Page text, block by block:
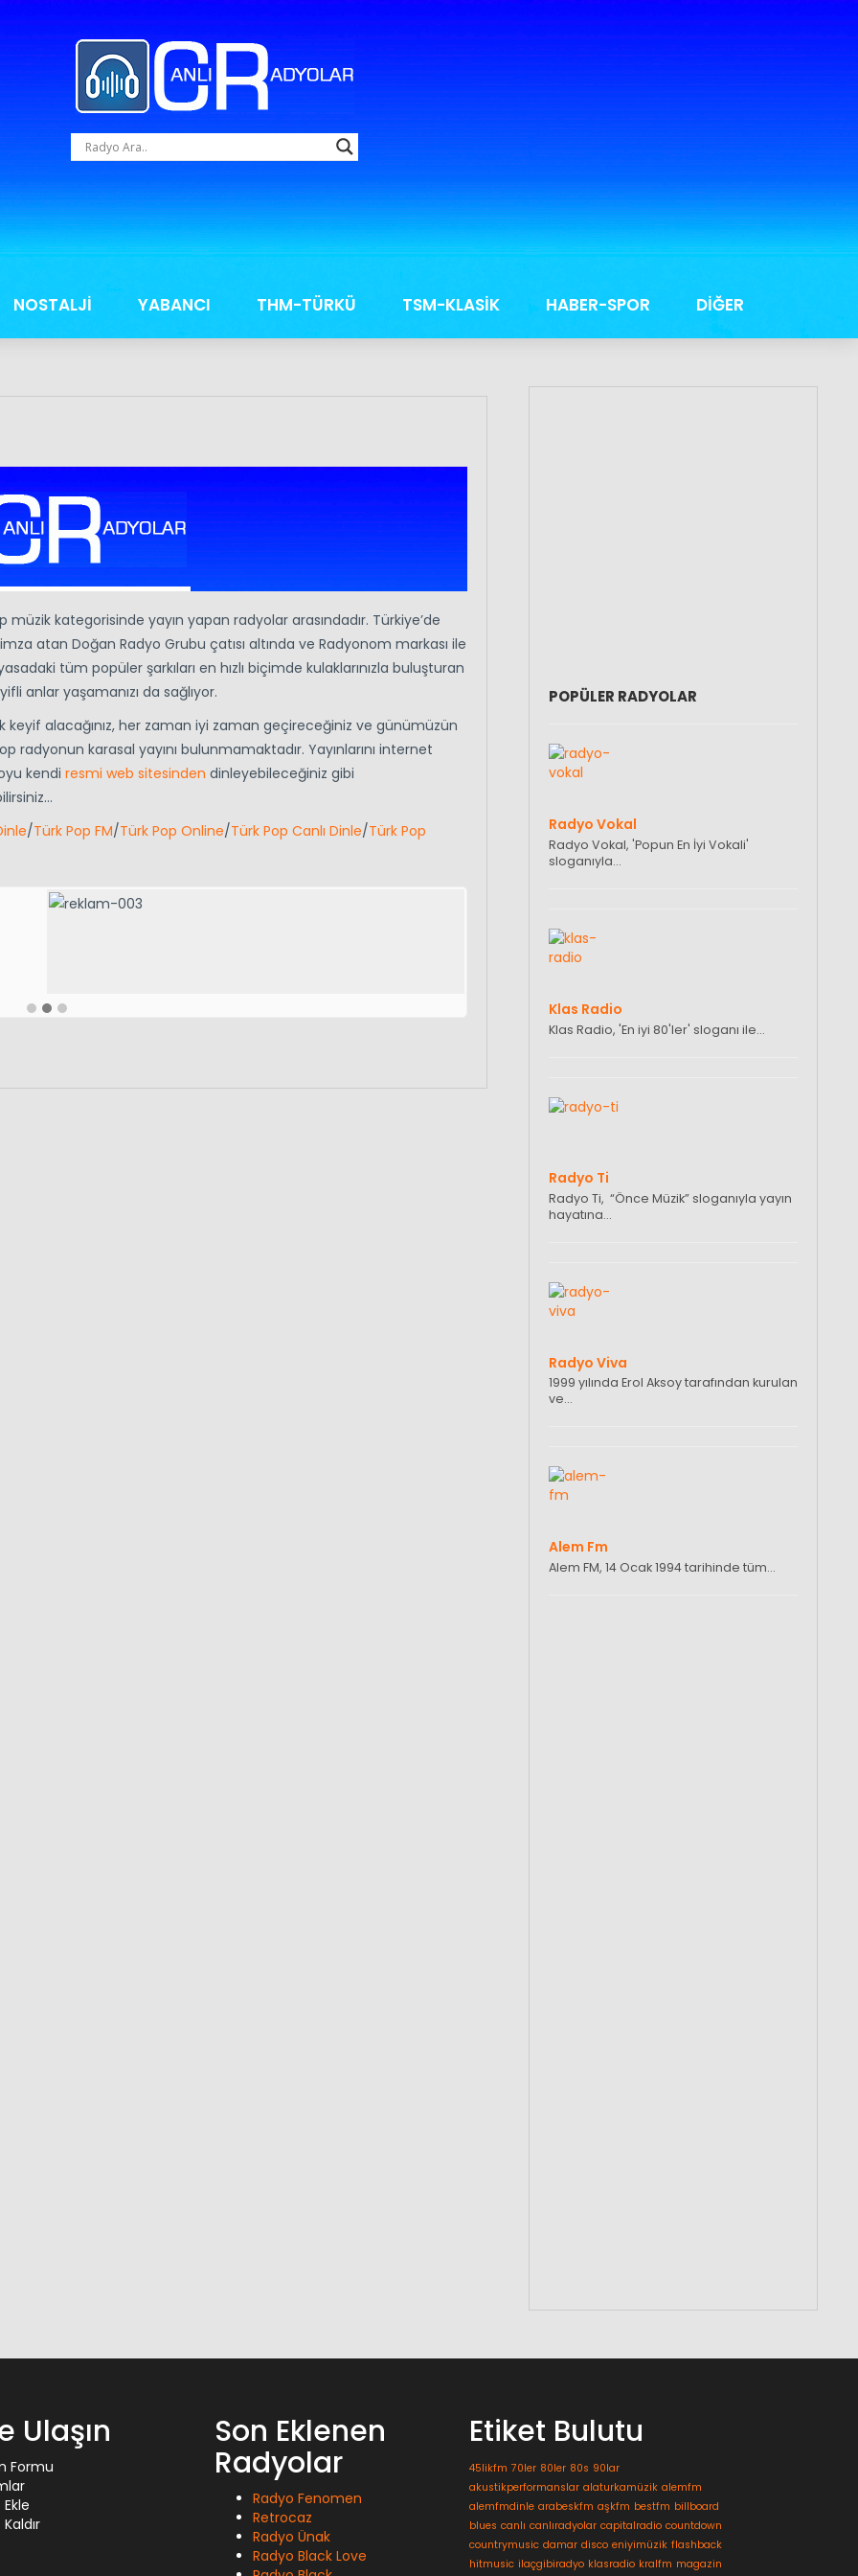
NOSTALJİ YABANCI THM-TÜRKÜ TSM-KLASİK HABER-SPOR DİĞER
kategorisinde yayın yapan radyolar arasındadır. Türkiye’de
atan Doğan Radyo Grubu çatısı altında ve Radyonom markası ile
tüm popüler şarkıları en hızlı biçimde kulaklarınızla buluşturan
anlar yaşamanızı da sağlıyor.
keyif alacağınız, her zaman iyi zaman geçireceğiniz ve günümüzün
radyonun karasal yayını bulunmamaktadır. Yayınlarını internet
kendi resmi web sitesinden dinleyebileceğiniz gibi
/Türk Pop FM/Türk Pop Online/Türk Pop Canlı Dinle/Türk Pop
POPÜLER RADYOLAR
Radyo Vokal
Radyo Vokal, 'Popun En İyi Vokali'
sloganıyla…
Klas Radio
Klas Radio, 'En iyi 80'ler' sloganı ile…
Radyo Ti
Radyo Ti, “Önce Müzik” sloganıyla yayın
hayatına…
Radyo Viva
1999 yılında Erol Aksoy tarafından kurulan
ve…
Alem Fm
Alem FM, 14 Ocak 1994 tarihinde tüm…
Ulaşın
Formu
Son Eklenen
Radyolar
Radyo Fenomen
Retrocaz
Radyo Ünak
Radyo Black Love
Etiket Bulutu
45likfm 70ler 80ler 80s 90lar
akustikperformanslar alaturkamüzik alemfm
alemfmdinle arabeskfm aşkfm bestfm billboard
blues canlı canlıradyolar capitalradio countdown
countrymusic damar disco eniyimüzik flashback
hitmusic ilaçgibiradyo klasradio kralfm magazin